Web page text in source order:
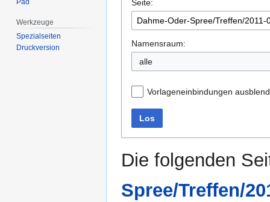
springen
springen
Seite:
Namensraum:
alle
Vorlageneinbindungen
Los
Die folgenden
Spree/Treffen/
Werkzeuge
Spezialseiten
Druckversion